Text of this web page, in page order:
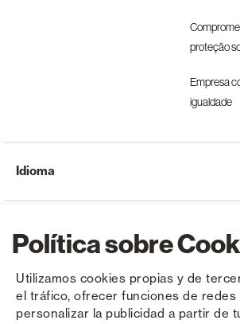
Política sobre
Utilizamos cookies propias y de
el tráfico, ofrecer funciones de redes
personalizar la publicidad a partir de
proteção
Empresa
igualdade
Copyright © Saxun 2023 - 2026 Política de privacidade
Idioma